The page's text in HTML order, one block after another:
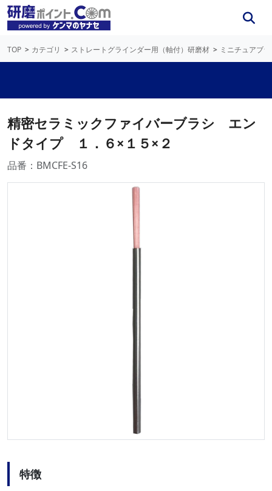
TOP カテゴリ ストレートグラインダー用（軸付）研磨材 ミニチュアブ
精密セラミックファイバーブラシ エン
ドタイプ １．６×１５×２
品番：BMCFE-S16
特徴